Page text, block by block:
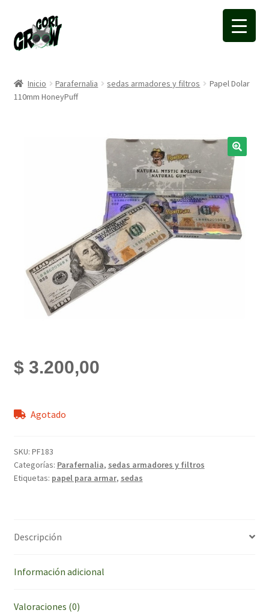
a
la
a
la
Inicio Parafernalia sedas armadores y filtros
Papel Dolar
110mm HoneyPuff
$3.200,00
Agotado
SKU: PF183
Categorías: Parafernalia, sedas armadores y filtros
Etiquetas: papel para armar, sedas
Descripción
Información adicional
Valoraciones (0)